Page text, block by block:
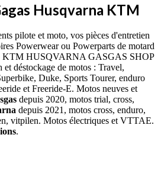
Husqvarna KTM
pilote et moto, vos pièces d'entretien
Powerwear ou Powerparts de motard
KTM HUSQVARNA GASGAS SHOP
déstockage de motos : Travel,
Duke, Sports Tourer, enduro
et Freeride-E. Motos neuves et
depuis 2020, motos trial, cross,
depuis 2021, motos cross, enduro,
vitpilen. Motos électriques et VTTAE.
.